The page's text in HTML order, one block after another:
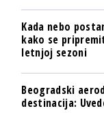
Kada nebo
kako se
letnjoj sezoni
Beogradski
destinacija: